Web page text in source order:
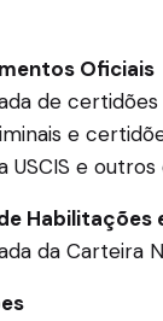
Oficiais
de
e
USCIS e
Habilitações
da Carteira